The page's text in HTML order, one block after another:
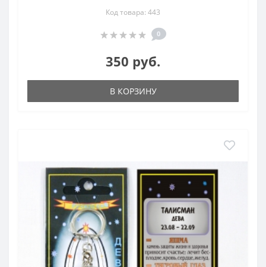
Код товара: 443
0
350 руб.
В КОРЗИНУ